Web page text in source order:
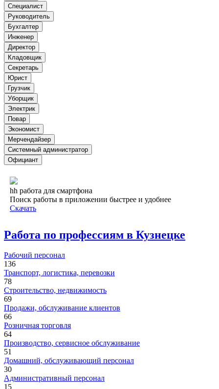
Специалист
Руководитель
Бухгалтер
Инженер
Директор
Кладовщик
Секретарь
Юрист
Грузчик
Уборщик
Электрик
Повар
Экономист
Мерчендайзер
Системный администратор
Официант
hh работа для смартфона
Поиск работы в приложении быстрее и удобнее
Скачать
Работа по профессиям в Кузнецке
Рабочий персонал
136
Транспорт, логистика, перевозки
78
Строительство, недвижимость
69
Продажи, обслуживание клиентов
66
Розничная торговля
64
Производство, сервисное обслуживание
51
Домашний, обслуживающий персонал
30
Административный персонал
15